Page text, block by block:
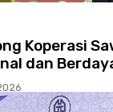
Koperasi
dan